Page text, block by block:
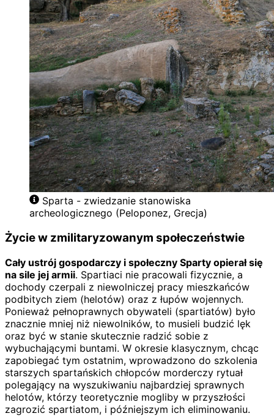
Sparta - zwiedzanie stanowiska
archeologicznego (Peloponez, Grecja)
Życie w zmilitaryzowanym społeczeństwie
Cały ustrój gospodarczy i społeczny Sparty opierał się
na sile jej armii. Spartiaci nie pracowali fizycznie, a
dochody czerpali z niewolniczej pracy mieszkańców
podbitych ziem (helotów) oraz z łupów wojennych.
Ponieważ pełnoprawnych obywateli (spartiatów) było
znacznie mniej niż niewolników, to musieli budzić lęk
oraz być w stanie skutecznie radzić sobie z
wybuchającymi buntami. W okresie klasycznym, chcąc
zapobiegać tym ostatnim, wprowadzono do szkolenia
starszych spartańskich chłopców morderczy rytuał
polegający na wyszukiwaniu najbardziej sprawnych
helotów, którzy teoretycznie mogliby w przyszłości
zagrozić spartiatom, i późniejszym ich eliminowaniu.